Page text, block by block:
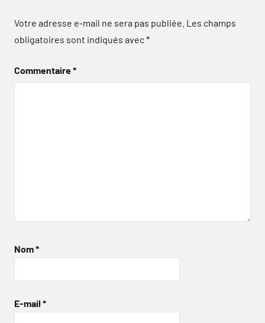
Votre adresse e-mail ne sera pas publiée. Les champs
obligatoires sont indiqués avec*
Commentaire*
Nom*
E-mail *